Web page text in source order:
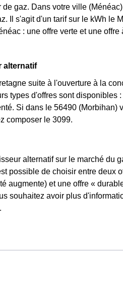
gaz. Dans votre ville
Il s'agit d'un tarif sur le kWh le
: une offre verte et une offre
alternatif
suite à l'ouverture à la
types d'offres sont disponibles
Si dans le 56490 (Morbihan)
composer le 3099.
alternatif sur le marché du
possible de choisir entre deux
augmente) et une offre «
souhaitez avoir plus